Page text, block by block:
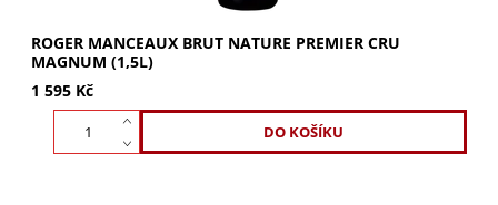
ROGER MANCEAUX BRUT NATURE PREMIER CRU
MAGNUM (1,5L)
1 595 Kč